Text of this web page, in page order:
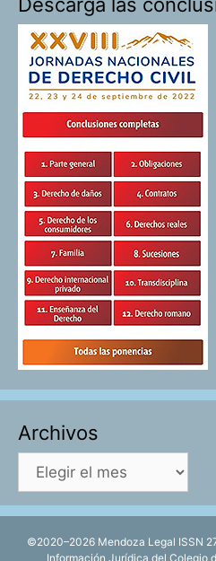
Descarga las
Archivos
Archivos
©2020–2026 Mendoza Legal ISSN
Información Jurídica del Colegio